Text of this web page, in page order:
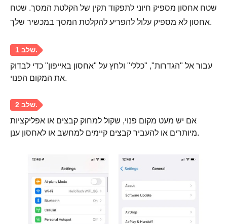
שטח אחסון מספיק חיוני לתפקוד תקין של הקלטת המסך. שטח
אחסון לא מספיק עלול להפריע להקלטת המסך במכשיר שלך.
עבור אל "הגדרות", "כללי" ולחץ על "אחסון באייפון" כדי לבדוק
את המקום הפנוי.
אם יש מעט מקום פנוי, שקול למחוק קבצים או אפליקציות
מיותרים או להעביר קבצים קיימים למחשב או לאחסון ענן.